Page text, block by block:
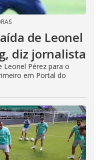
de Leonel
diz jornalista
Leonel Pérez para o
em Portal do